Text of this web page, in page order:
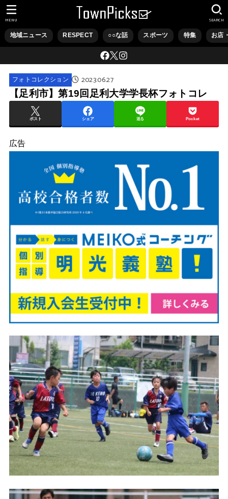
地域ニュース RESPECT ○○な話 スポーツ 特集 お店
SEARCH
MENU
フォトコレクション 2023.06.27
【足利市】第19回足利大学学長杯フォトコレ
ポスト シェア 送る Pocket
広告